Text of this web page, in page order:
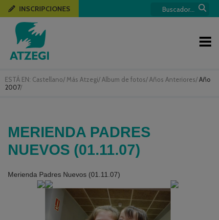
ESTÁ EN: Castellano/ Más Atzegi/ Album de fotos/ Años Anteriores/Año
2007/
INSCRIPCIONES
MERIENDA PADRES
NUEVOS (01.11.07)
Merienda Padres Nuevos (01.11.07)